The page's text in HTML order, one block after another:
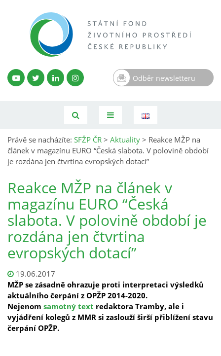
Odběr newsletteru
Právě se nacházíte: SFŽP ČR > Aktuality > Reakce MŽP na
článek v magazínu EURO “Česká slabota. V polovině období
je rozdána jen čtvrtina evropských dotací”
Reakce MŽP na článek v
magazínu EURO “Česká
slabota. V polovině období je
rozdána jen čtvrtina
evropských dotací”
19.06.2017
MŽP se zásadně ohrazuje proti interpretaci výsledků
aktuálního čerpání z OPŽP 2014-2020.
Nejenom samotný text redaktora Tramby, ale i
vyjádření kolegů z MMR si zaslouží širší přiblížení stavu
čerpání OPŽP.